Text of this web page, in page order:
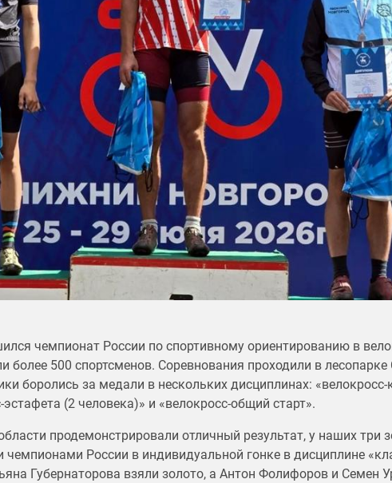
чемпионат России по спортивному ориентированию в
более 500 спортсменов. Соревнования проходили в лесопарке
боролись за медали в нескольких дисциплинах: «велокросс-
(2 человека)» и «велокросс-общий старт».
продемонстрировали отличный результат, у наших три
России в индивидуальной гонке в дисциплине
Губернаторова взяли золото, а Антон Фолифоров и Семен